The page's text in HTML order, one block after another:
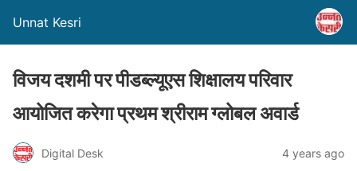
Unnat Kesri
विजय दशमी पर पीडब्ल्यूएस शिक्षालय परिवार
आयोजित करेगा प्रथम श्रीराम ग्लोबल अवार्ड
Digital Desk 4 years ago